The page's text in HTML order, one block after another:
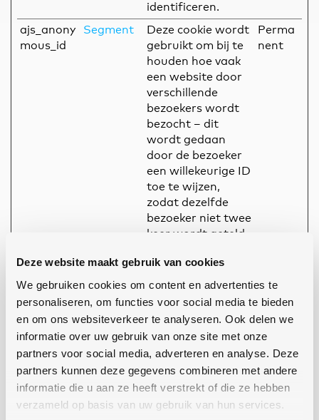
Deze website maakt gebruik van cookies
We gebruiken cookies om content en advertenties te
personaliseren, om functies voor social media te bieden
en om ons websiteverkeer te analyseren. Ook delen we
informatie over uw gebruik van onze site met onze
partners voor social media, adverteren en analyse. Deze
partners kunnen deze gegevens combineren met andere
informatie die u aan ze heeft verstrekt of die ze hebben
verzameld op basis van uw gebruik van hun services.
identificeren.
ajs_anony
mous_id
Segment
Deze cookie wordt
gebruikt om bij te
houden hoe vaak
een website door
verschillende
bezoekers wordt
bezocht – dit
wordt gedaan
door de bezoeker
een willekeurige ID
toe te wijzen,
zodat dezelfde
bezoeker niet twee
keer wordt geteld.
Perma
nent
c.gif Microsoft
Verzamelt
navigatie en het
gedrag van de
bezoeker op de
website - Dit
wordt gebruikt om
statistische
rapporten en
website-eigenaar